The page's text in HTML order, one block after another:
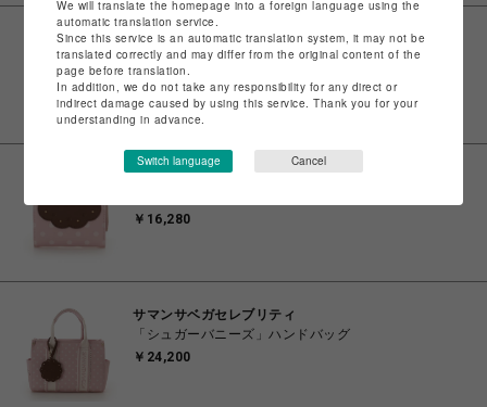
ビーバー
Needles/ニードルズ 別注Shawl Collar S/S Polo -
Cotton Pique - NAVY-
￥16,500
サマンサベガセレブリティ
￥16,280
サマンサベガセレブリティ
「シュガーバニーズ」ハンドバッグ
￥24,200
We will translate the homepage into a foreign language using the
automatic translation service.
Since this service is an automatic translation system, it may not be
translated correctly and may differ from the original content of the
page before translation.
In addition, we do not take any responsibility for any direct or
indirect damage caused by using this service. Thank you for your
understanding in advance.
Switch language Cancel